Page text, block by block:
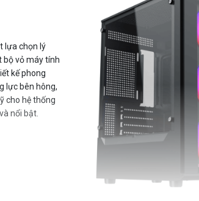
lựa chọn lý
bộ vỏ máy tính
kế phong
lực bên hông,
cho hệ thống
nổi bật.